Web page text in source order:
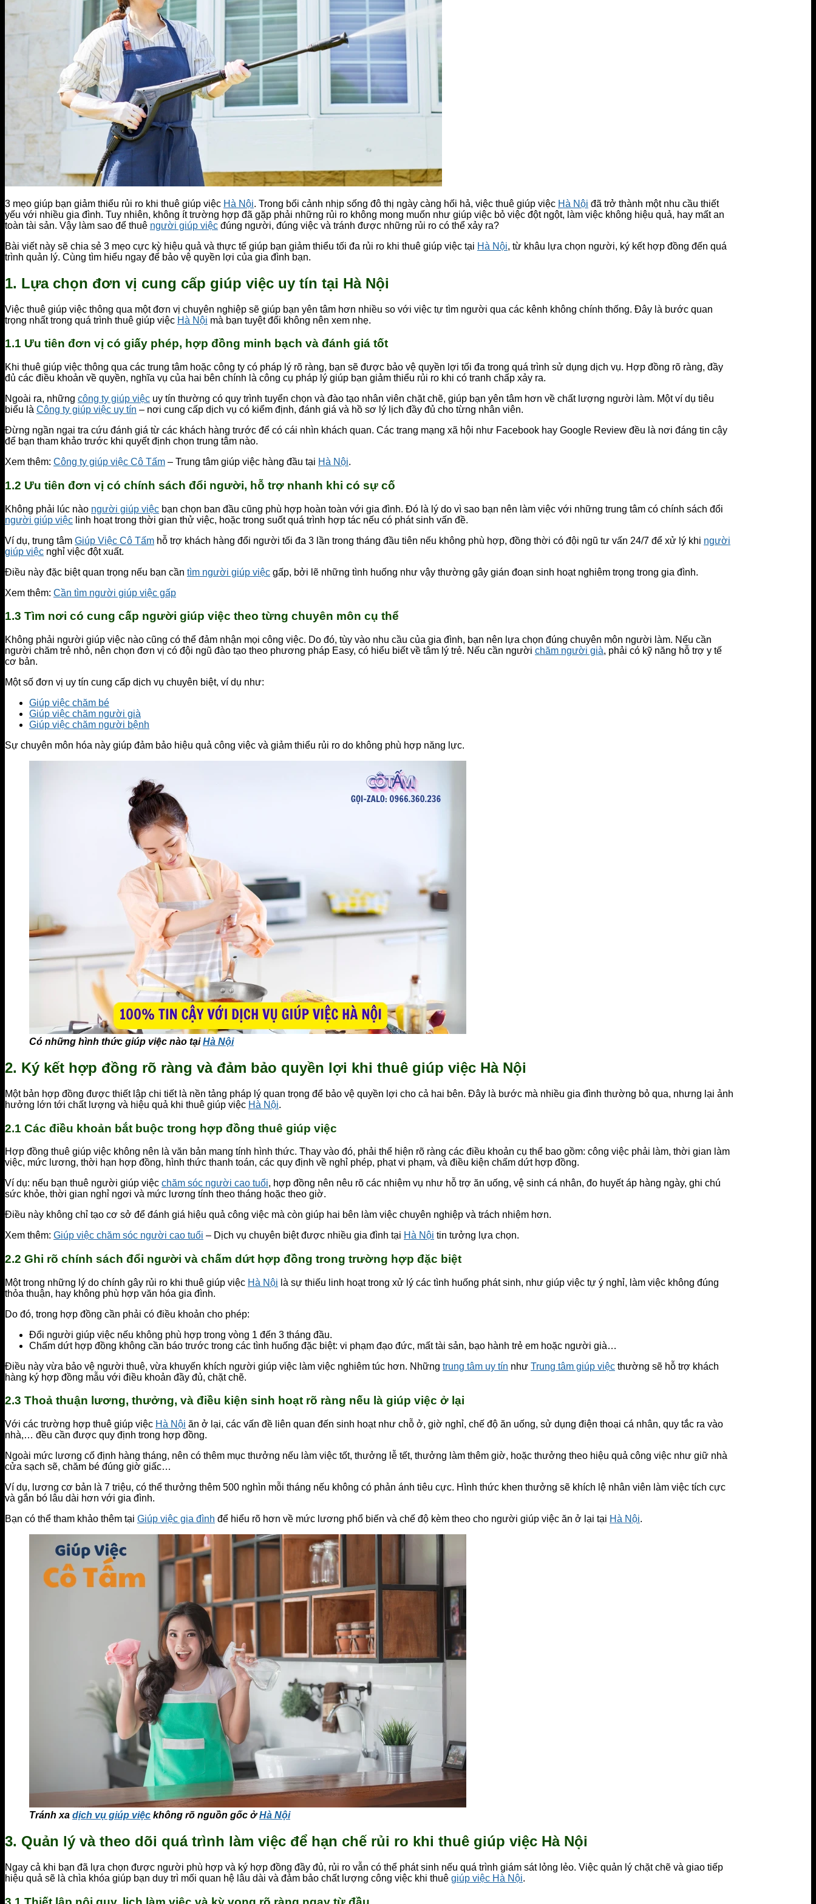
3 mẹo giúp bạn giảm thiểu rủi ro khi thuê giúp việc Hà Nội. Trong bối cảnh nhịp sống đô thị ngày càng hối hả, việc thuê giúp việc Hà Nội đã trở thành một nhu cầu thiết
yếu với nhiều gia đình. Tuy nhiên, không ít trường hợp đã gặp phải những rủi ro không mong muốn như giúp việc bỏ việc đột ngột, làm việc không hiệu quả, hay mất an
toàn tài sản. Vậy làm sao để thuê người giúp việc đúng người, đúng việc và tránh được những rủi ro có thể xảy ra?
Bài viết này sẽ chia sẻ 3 mẹo cực kỳ hiệu quả và thực tế giúp bạn giảm thiểu tối đa rủi ro khi thuê giúp việc tại Hà Nội, từ khâu lựa chọn người, ký kết hợp đồng đến quá
trình quản lý. Cùng tìm hiểu ngay để bảo vệ quyền lợi của gia đình bạn.
1. Lựa chọn đơn vị cung cấp giúp việc uy tín tại Hà Nội
Việc thuê giúp việc thông qua một đơn vị chuyên nghiệp sẽ giúp bạn yên tâm hơn nhiều so với việc tự tìm người qua các kênh không chính thống. Đây là bước quan
trọng nhất trong quá trình thuê giúp việc Hà Nội mà bạn tuyệt đối không nên xem nhẹ.
1.1 Ưu tiên đơn vị có giấy phép, hợp đồng minh bạch và đánh giá tốt
Khi thuê giúp việc thông qua các trung tâm hoặc công ty có pháp lý rõ ràng, bạn sẽ được bảo vệ quyền lợi tối đa trong quá trình sử dụng dịch vụ. Hợp đồng rõ ràng, đầy
đủ các điều khoản về quyền, nghĩa vụ của hai bên chính là công cụ pháp lý giúp bạn giảm thiểu rủi ro khi có tranh chấp xảy ra.
Ngoài ra, những công ty giúp việc uy tín thường có quy trình tuyển chọn và đào tạo nhân viên chặt chẽ, giúp bạn yên tâm hơn về chất lượng người làm. Một ví dụ tiêu
biểu là Công ty giúp việc uy tín – nơi cung cấp dịch vụ có kiểm định, đánh giá và hồ sơ lý lịch đầy đủ cho từng nhân viên.
Đừng ngần ngại tra cứu đánh giá từ các khách hàng trước để có cái nhìn khách quan. Các trang mạng xã hội như Facebook hay Google Review đều là nơi đáng tin cậy
để bạn tham khảo trước khi quyết định chọn trung tâm nào.
Xem thêm: Công ty giúp việc Cô Tấm – Trung tâm giúp việc hàng đầu tại Hà Nội.
1.2 Ưu tiên đơn vị có chính sách đổi người, hỗ trợ nhanh khi có sự cố
Không phải lúc nào người giúp việc bạn chọn ban đầu cũng phù hợp hoàn toàn với gia đình. Đó là lý do vì sao bạn nên làm việc với những trung tâm có chính sách đổi
người giúp việc linh hoạt trong thời gian thử việc, hoặc trong suốt quá trình hợp tác nếu có phát sinh vấn đề.
Ví dụ, trung tâm Giúp Việc Cô Tấm hỗ trợ khách hàng đổi người tối đa 3 lần trong tháng đầu tiên nếu không phù hợp, đồng thời có đội ngũ tư vấn 24/7 để xử lý khi người
giúp việc nghỉ việc đột xuất.
Điều này đặc biệt quan trọng nếu bạn cần tìm người giúp việc gấp, bởi lẽ những tình huống như vậy thường gây gián đoạn sinh hoạt nghiêm trọng trong gia đình.
Xem thêm: Cần tìm người giúp việc gấp
1.3 Tìm nơi có cung cấp người giúp việc theo từng chuyên môn cụ thể
Không phải người giúp việc nào cũng có thể đảm nhận mọi công việc. Do đó, tùy vào nhu cầu của gia đình, bạn nên lựa chọn đúng chuyên môn người làm. Nếu cần
người chăm trẻ nhỏ, nên chọn đơn vị có đội ngũ đào tạo theo phương pháp Easy, có hiểu biết về tâm lý trẻ. Nếu cần người chăm người già, phải có kỹ năng hỗ trợ y tế
cơ bản.
Một số đơn vị uy tín cung cấp dịch vụ chuyên biệt, ví dụ như:
Giúp việc chăm bé
Giúp việc chăm người già
Giúp việc chăm người bệnh
Sự chuyên môn hóa này giúp đảm bảo hiệu quả công việc và giảm thiểu rủi ro do không phù hợp năng lực.
Có những hình thức giúp việc nào tạiHà Nội
2. Ký kết hợp đồng rõ ràng và đảm bảo quyền lợi khi thuê giúp việc Hà Nội
Một bản hợp đồng được thiết lập chi tiết là nền tảng pháp lý quan trọng để bảo vệ quyền lợi cho cả hai bên. Đây là bước mà nhiều gia đình thường bỏ qua, nhưng lại ảnh
hưởng lớn tới chất lượng và hiệu quả khi thuê giúp việc Hà Nội.
2.1 Các điều khoản bắt buộc trong hợp đồng thuê giúp việc
Hợp đồng thuê giúp việc không nên là văn bản mang tính hình thức. Thay vào đó, phải thể hiện rõ ràng các điều khoản cụ thể bao gồm: công việc phải làm, thời gian làm
việc, mức lương, thời hạn hợp đồng, hình thức thanh toán, các quy định về nghỉ phép, phạt vi phạm, và điều kiện chấm dứt hợp đồng.
Ví dụ: nếu bạn thuê người giúp việc chăm sóc người cao tuổi, hợp đồng nên nêu rõ các nhiệm vụ như hỗ trợ ăn uống, vệ sinh cá nhân, đo huyết áp hàng ngày, ghi chú
sức khỏe, thời gian nghỉ ngơi và mức lương tính theo tháng hoặc theo giờ.
Điều này không chỉ tạo cơ sở để đánh giá hiệu quả công việc mà còn giúp hai bên làm việc chuyên nghiệp và trách nhiệm hơn.
Xem thêm: Giúp việc chăm sóc người cao tuổi – Dịch vụ chuyên biệt được nhiều gia đình tại Hà Nội tin tưởng lựa chọn.
2.2 Ghi rõ chính sách đổi người và chấm dứt hợp đồng trong trường hợp đặc biệt
Một trong những lý do chính gây rủi ro khi thuê giúp việc Hà Nội là sự thiếu linh hoạt trong xử lý các tình huống phát sinh, như giúp việc tự ý nghỉ, làm việc không đúng
thỏa thuận, hay không phù hợp văn hóa gia đình.
Do đó, trong hợp đồng cần phải có điều khoản cho phép:
Đổi người giúp việc nếu không phù hợp trong vòng 1 đến 3 tháng đầu.
Chấm dứt hợp đồng không cần báo trước trong các tình huống đặc biệt: vi phạm đạo đức, mất tài sản, bạo hành trẻ em hoặc người già…
Điều này vừa bảo vệ người thuê, vừa khuyến khích người giúp việc làm việc nghiêm túc hơn. Những trung tâm uy tín như Trung tâm giúp việc thường sẽ hỗ trợ khách
hàng ký hợp đồng mẫu với điều khoản đầy đủ, chặt chẽ.
2.3 Thoả thuận lương, thưởng, và điều kiện sinh hoạt rõ ràng nếu là giúp việc ở lại
Với các trường hợp thuê giúp việc Hà Nội ăn ở lại, các vấn đề liên quan đến sinh hoạt như chỗ ở, giờ nghỉ, chế độ ăn uống, sử dụng điện thoại cá nhân, quy tắc ra vào
nhà,… đều cần được quy định trong hợp đồng.
Ngoài mức lương cố định hàng tháng, nên có thêm mục thưởng nếu làm việc tốt, thưởng lễ tết, thưởng làm thêm giờ, hoặc thưởng theo hiệu quả công việc như giữ nhà
cửa sạch sẽ, chăm bé đúng giờ giấc…
Ví dụ, lương cơ bản là 7 triệu, có thể thưởng thêm 500 nghìn mỗi tháng nếu không có phản ánh tiêu cực. Hình thức khen thưởng sẽ khích lệ nhân viên làm việc tích cực
và gắn bó lâu dài hơn với gia đình.
Bạn có thể tham khảo thêm tại Giúp việc gia đình để hiểu rõ hơn về mức lương phổ biến và chế độ kèm theo cho người giúp việc ăn ở lại tại Hà Nội.
Tránh xa dịch vụ giúp việc không rõ nguồn gốc ởHà Nội
3. Quản lý và theo dõi quá trình làm việc để hạn chế rủi ro khi thuê giúp việc Hà Nội
Ngay cả khi bạn đã lựa chọn được người phù hợp và ký hợp đồng đầy đủ, rủi ro vẫn có thể phát sinh nếu quá trình giám sát lỏng lẻo. Việc quản lý chặt chẽ và giao tiếp
hiệu quả sẽ là chìa khóa giúp bạn duy trì mối quan hệ lâu dài và đảm bảo chất lượng công việc khi thuê giúp việc Hà Nội.